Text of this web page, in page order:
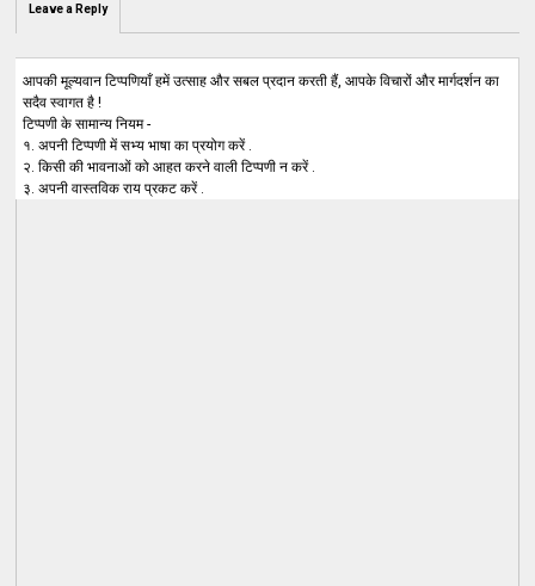
Leave a Reply
आपकी मूल्यवान टिप्पणियाँ हमें उत्साह और सबल प्रदान करती हैं, आपके विचारों और मार्गदर्शन का
सदैव स्वागत है !
टिप्पणी के सामान्य नियम -
१. अपनी टिप्पणी में सभ्य भाषा का प्रयोग करें .
२. किसी की भावनाओं को आहत करने वाली टिप्पणी न करें .
३. अपनी वास्तविक राय प्रकट करें .